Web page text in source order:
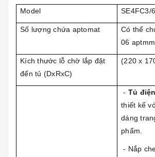
Model SE4FC3/
Số lượng chứa aptomat
Có thể
06
Kích thước lỗ chờ lắp đặt
đến tủ (DxRxC)
(220 x
- Tủ
thiết kế
dáng
phẩm.
- Nắp